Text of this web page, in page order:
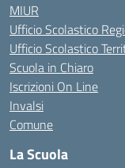
MIUR
Ufficio Scolastico
Ufficio Scolastico
Scuola in Chiaro
Iscrizioni On Line
Invalsi
Comune
La Scuola